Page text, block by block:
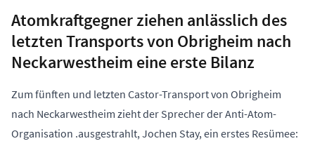
Atomkraftgegner ziehen anlässlich des
letzten Transports von Obrigheim nach
Neckarwestheim eine erste Bilanz
Zum fünften und letzten Castor-Transport von Obrigheim
nach Neckarwestheim zieht der Sprecher der Anti-Atom-
Organisation .ausgestrahlt, Jochen Stay, ein erstes Resümee: